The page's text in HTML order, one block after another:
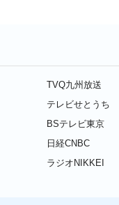
TVQ九州放送
テレビせとうち
BSテレビ東京
日経CNBC
ラジオNIKKEI